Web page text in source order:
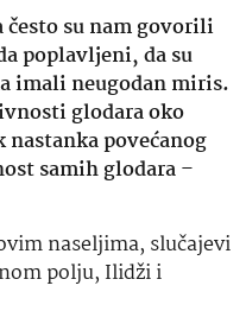
često su nam govorili
poplavljeni, da su
imali neugodan miris.
glodara oko
nastanka povećanog
samih glodara–
naseljima, slučajevi
polju, Ilidži i